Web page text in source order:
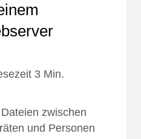
3 Min.
zwischen
und Personen